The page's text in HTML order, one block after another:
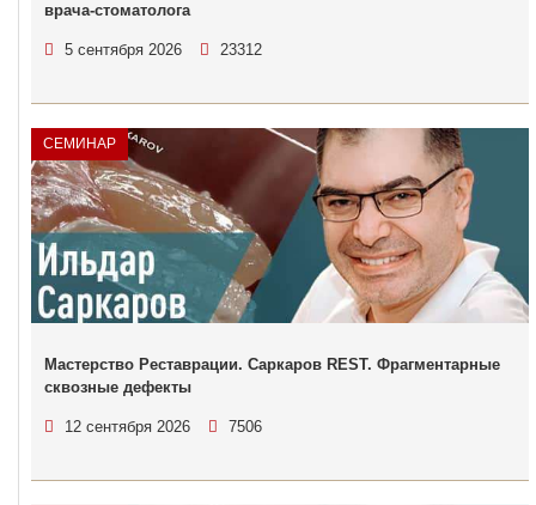
врача-стоматолога
5 сентября 2026 23312
СЕМИНАР
Мастерство Реставрации. Саркаров REST. Фрагментарные
сквозные дефекты
12 сентября 2026 7506